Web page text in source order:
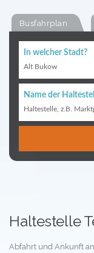
Busfahrplan
In welcher Stadt?
Alt Bukow
Name der
Haltestelle, z.B.
Haltestelle
Abfahrt und Ankunft